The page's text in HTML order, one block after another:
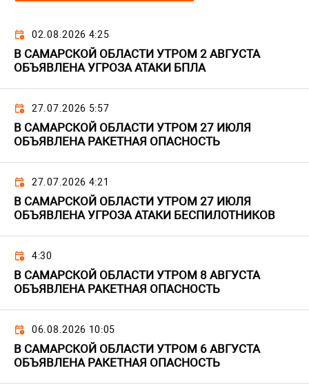
02.08.2026 4:25
В САМАРСКОЙ ОБЛАСТИ УТРОМ 2 АВГУСТА
ОБЪЯВЛЕНА УГРОЗА АТАКИ БПЛА
27.07.2026 5:57
В САМАРСКОЙ ОБЛАСТИ УТРОМ 27 ИЮЛЯ
ОБЪЯВЛЕНА РАКЕТНАЯ ОПАСНОСТЬ
27.07.2026 4:21
В САМАРСКОЙ ОБЛАСТИ УТРОМ 27 ИЮЛЯ
ОБЪЯВЛЕНА УГРОЗА АТАКИ БЕСПИЛОТНИКОВ
4:30
В САМАРСКОЙ ОБЛАСТИ УТРОМ 8 АВГУСТА
ОБЪЯВЛЕНА РАКЕТНАЯ ОПАСНОСТЬ
06.08.2026 10:05
В САМАРСКОЙ ОБЛАСТИ УТРОМ 6 АВГУСТА
ОБЪЯВЛЕНА РАКЕТНАЯ ОПАСНОСТЬ